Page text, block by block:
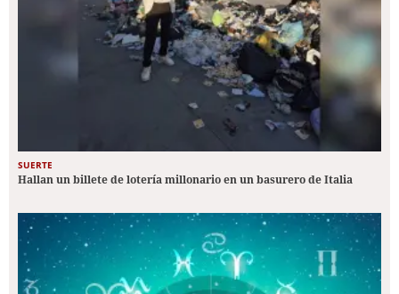
SUERTE
Hallan un billete de lotería millonario en un basurero de Italia